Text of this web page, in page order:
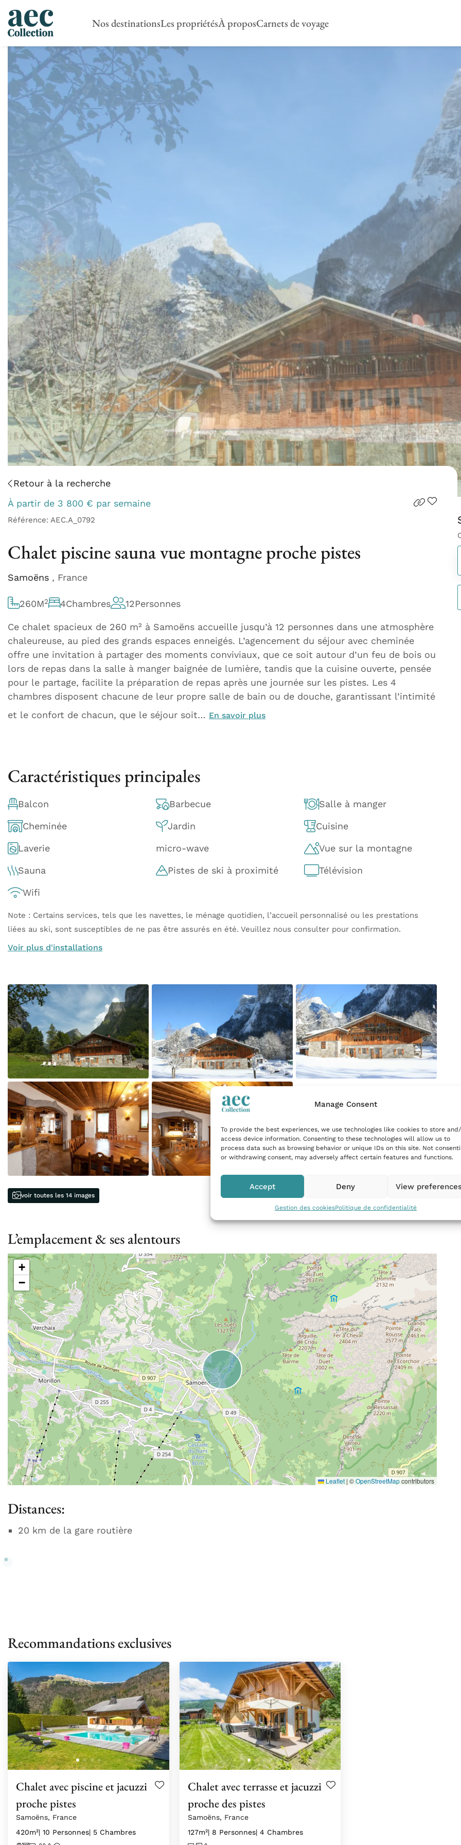
Manage Consent
To provide the best experiences, we use technologies like cookies to store
access device information. Consenting to these technologies will allow us to
process data such as browsing behavior or unique IDs on this site. Not
or withdrawing consent, may adversely affect certain features and functions.
Accept Deny View
Gestion des cookiesPolitique de confidentialité
Nos destinationsLes propriétésÀ proposCarnets de voyage
Retour à la recherche
À partir de 3 800 € par semaine
Référence: AEC.A_0792
Chalet piscine sauna vue montagne proche pistes
Samoëns , France
260M2 4Chambres 12Personnes
Ce chalet spacieux de 260 m² à Samoëns accueille jusqu’à 12 personnes dans une atmosphère
chaleureuse, au pied des grands espaces enneigés. L’agencement du séjour avec cheminée
offre une invitation à partager des moments conviviaux, que ce soit autour d’un feu de bois ou
lors de repas dans la salle à manger baignée de lumière, tandis que la cuisine ouverte, pensée
pour le partage, facilite la préparation de repas après une journée sur les pistes. Les 4
chambres disposent chacune de leur propre salle de bain ou de douche, garantissant l’intimité
et le confort de chacun, que le séjour soit… En savoir plus
Caractéristiques principales
Balcon Barbecue Salle à manger
Cheminée Jardin Cuisine
Laverie micro-wave Vue sur la montagne
Sauna Pistes de ski à proximité Télévision
Wifi
Note : Certains services, tels que les navettes, le ménage quotidien, l’accueil personnalisé ou les prestations
liées au ski, sont susceptibles de ne pas être assurés en été. Veuillez nous consulter pour confirmation.
Voir plus d'installations
voir toutes les 14 images
L’emplacement & ses alentours
+
−
Leaflet | ©OpenStreetMapcontributors
Distances:
20 km de la gare routière
Recommandations exclusives
Chalet avec piscine et jacuzzi
proche pistes
Samoëns, France
420m²| 10 Personnes| 5 Chambres
Chalet avec terrasse et jacuzzi
proche des pistes
Samoëns, France
127m²| 8 Personnes| 4 Chambres